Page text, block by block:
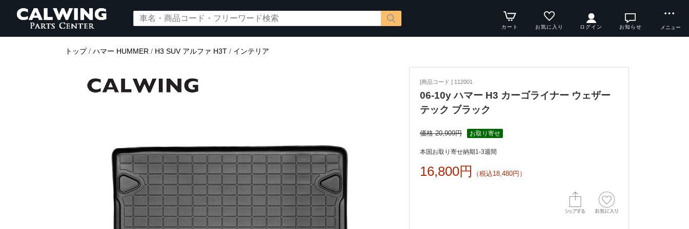
カート お気に入り ログイン お知らせ メニュー
トップ/ ハマー HUMMER / H3 SUV アルファ H3T / インテリア
[商品コード ] 112001
06-10y ハマー H3 カーゴライナー ウェザー
テック ブラック
価格 20,909円 お取り寄せ
本国お取り寄せ納期1-3週間
16,800円 （税込18,480円）